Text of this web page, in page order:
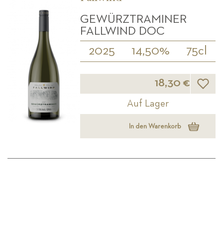
GEWÜRZTRAMINER
FALLWIND DOC
2025 14,50% 75cl
18,30 €
Auf Lager
In den Warenkorb